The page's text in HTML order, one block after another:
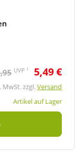
UVP 1 5,49 €
zzgl.Versand
Artikel auf Lager